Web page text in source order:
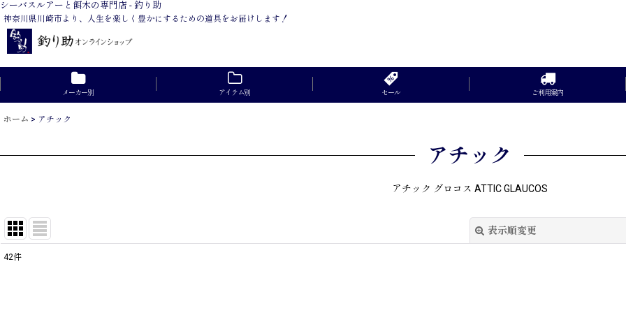
シーバスルアーと餌木の専門店 - 釣り助
神奈川県川崎市より、人生を楽しく豊かにするための道具をお届けします！
メーカー別 アイテム別 セール ご利用案内
ホーム > アチック
アチック
アチック グロコス ATTIC GLAUCOS
表示順変更
42件